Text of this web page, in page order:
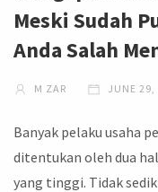
Meski Sudah
Anda Salah
M ZAR JUNE 29,
Banyak pelaku usaha
ditentukan oleh dua
yang tinggi. Tidak